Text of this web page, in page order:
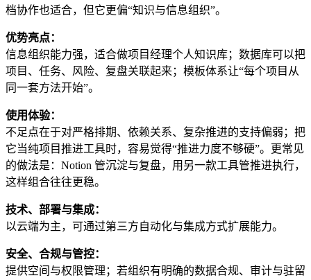
档协作也适合，但它更偏“知识与信息组织”。
优势亮点：
信息组织能力强，适合做项目经理个人知识库；数据库可以把
项目、任务、风险、复盘关联起来；模板体系让“每个项目从
同一套方法开始”。
使用体验：
不足点在于对严格排期、依赖关系、复杂推进的支持偏弱；把
它当纯项目推进工具时，容易觉得“推进力度不够硬”。更常见
的做法是：Notion 管沉淀与复盘，用另一款工具管推进执行，
这样组合往往更稳。
技术、部署与集成：
以云端为主，可通过第三方自动化与集成方式扩展能力。
安全、合规与管控：
提供空间与权限管理；若组织有明确的数据合规、审计与驻留